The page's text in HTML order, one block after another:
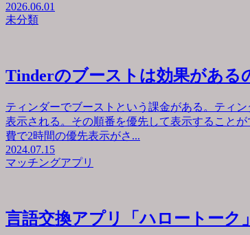
2026.06.01
未分類
Tinderのブーストは効果がある
ティンダーでブーストという課金がある。ティ
表示される。その順番を優先して表示すること
費で2時間の優先表示がさ...
2024.07.15
マッチングアプリ
言語交換アプリ「ハロートーク